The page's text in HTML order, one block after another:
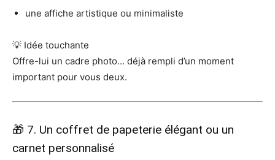
une affiche artistique ou minimaliste
💡 Idée touchante
Offre-lui un cadre photo… déjà rempli d’un moment
important pour vous deux.
🎁 7. Un coffret de papeterie élégant ou un
carnet personnalisé